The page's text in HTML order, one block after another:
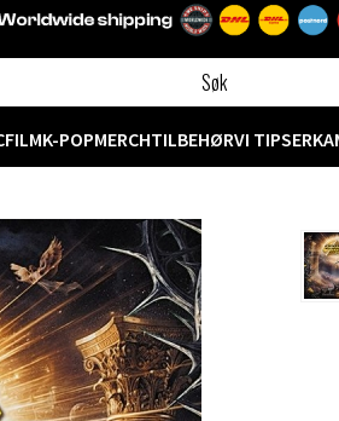
FILMK-POPMERCHTILBEHØRVI TIPSER